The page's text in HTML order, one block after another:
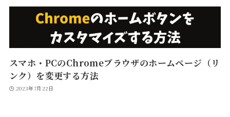
スマホ・PCのChromeブラウザのホームページ（リ
ンク）を変更する方法
2023年7月22日